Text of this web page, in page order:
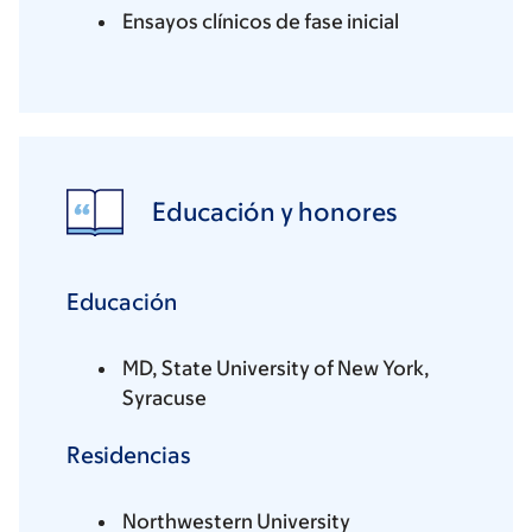
Ensayos clínicos de fase inicial
Educación y honores
Educación
MD, State University of New York,
Syracuse
Residencias
Northwestern University